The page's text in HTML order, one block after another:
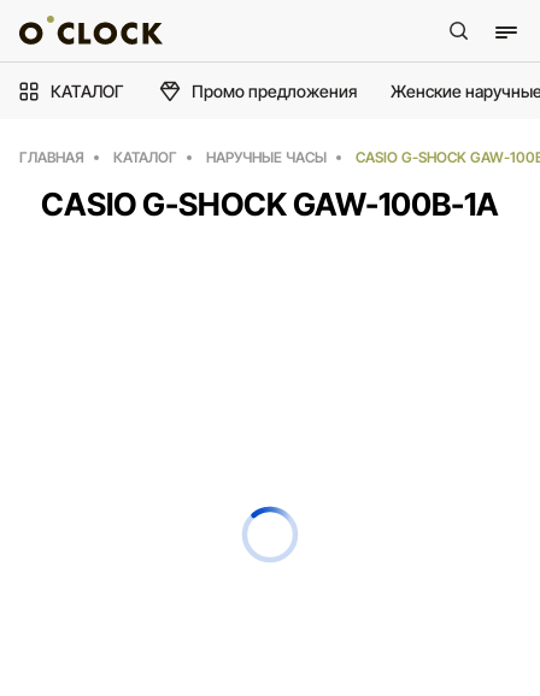
КАТАЛОГ Промо предложения Женские
ГЛАВНАЯ КАТАЛОГ НАРУЧНЫЕ ЧАСЫ CASIO G-SHOCK GAW-
CASIO G-SHOCK GAW-100B-1A